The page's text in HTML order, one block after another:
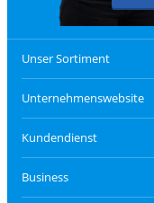
Unser Sortiment
Unternehmenswebsite
Kundendienst
Business